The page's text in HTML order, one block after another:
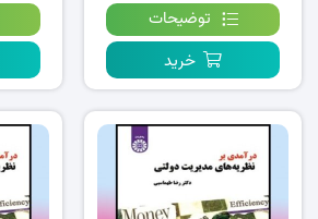
توضیحات
خرید